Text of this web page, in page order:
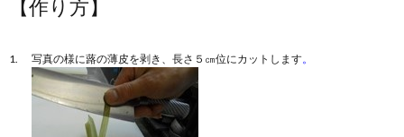
【作り方】
写真の様に蕗の薄皮を剥き、長さ５㎝位にカットします。